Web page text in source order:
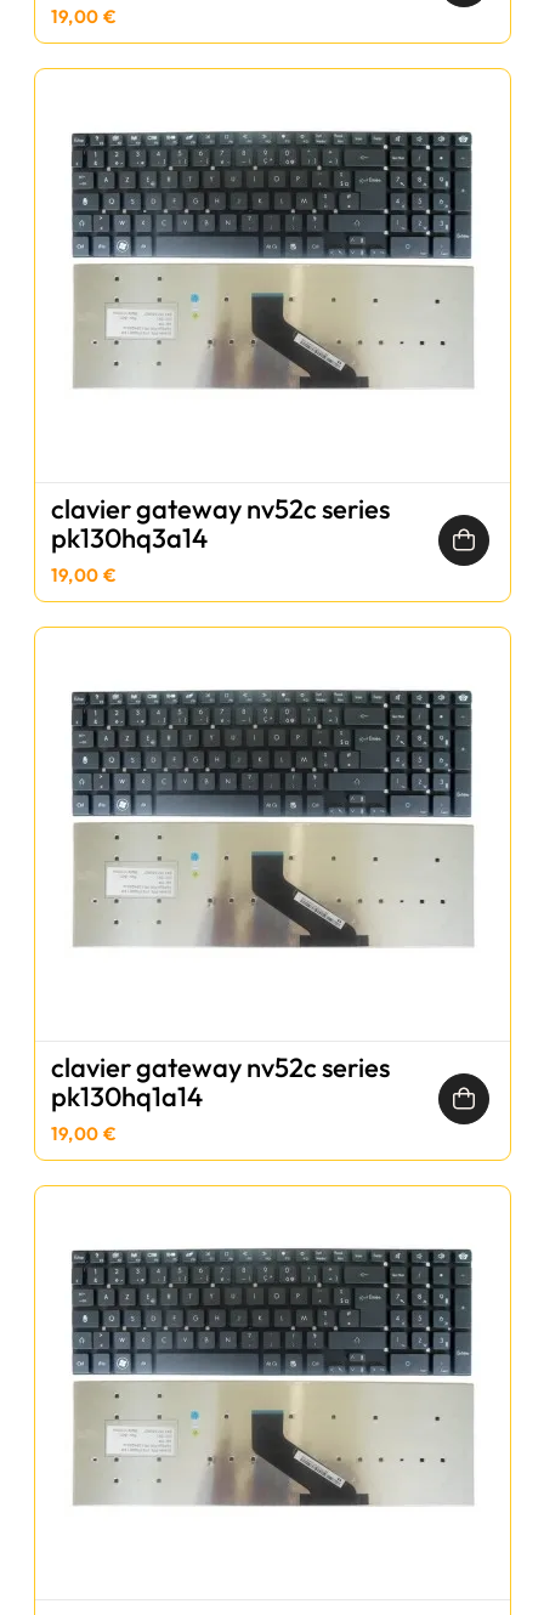
19,00 €
clavier gateway nv52c series
pk130hq3a14
19,00 €
clavier gateway nv52c series
pk130hq1a14
19,00 €